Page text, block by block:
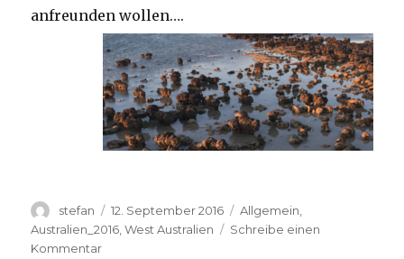
anfreunden wollen….
Autor
stefan
Veröffentlicht
am
12. September 2016 Kategorien
Allgemein
Australien_2016 ,West Australien
Schreibe einen
Kommentarzu